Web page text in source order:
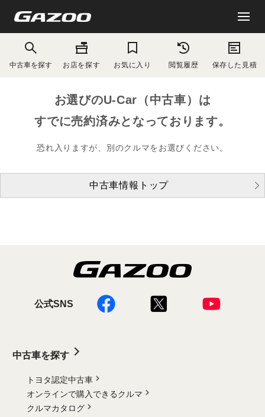
中古車を探す お店を探す お気に入り 閲覧履歴 保存した見積
お選びのU-Car（中古車）は
すでに売約済みとなっております。
恐れ入りますが、別のクルマをお選びください。
中古車情報トップ
公式SNS
中古車を探す
トヨタ認定中古車
オンラインで購入できるクルマ
クルマカタログ